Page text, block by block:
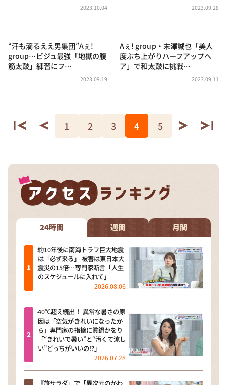
2023.10.04 2023.09.28
“汗も滴るええ男集団”Aぇ!
group…ビジュ最強「地獄の腹
筋太鼓」練習にフ…
2023.09.19
Aぇ! group・末澤誠也「美人
度ぶち上がりハーフアップヘ
ア」で和太鼓に挑戦…
2023.09.11
1 2 3 4 5
24時間 週間 月間
約10年後に南海トラフ巨大地震
は「必ず来る」 被害は東日本大
震災の15倍…専門家断言「人生
のスケジュールに入れて」
2026.08.06
40℃超え続出！ 異常な暑さの原
因は「空気がきれいになったか
ら」専門家の指摘に眞鍋かをり
「“きれいで暑い”と“汚くて涼し
い”どっちがいいの!?」
2026.07.28